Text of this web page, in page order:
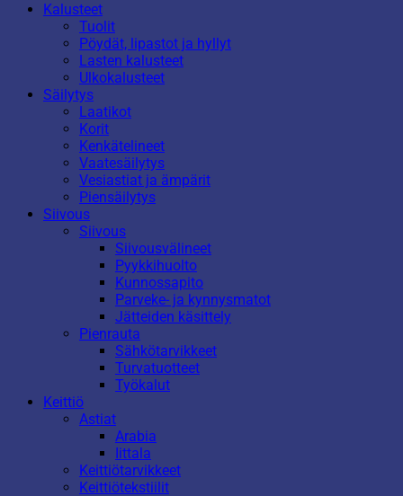
Kalusteet
Tuolit
Pöydät, lipastot ja hyllyt
Lasten kalusteet
Ulkokalusteet
Säilytys
Laatikot
Korit
Kenkätelineet
Vaatesäilytys
Vesiastiat ja ämpärit
Piensäilytys
Siivous
Siivous
Siivousvälineet
Pyykkihuolto
Kunnossapito
Parveke- ja kynnysmatot
Jätteiden käsittely
Pienrauta
Sähkötarvikkeet
Turvatuotteet
Työkalut
Keittiö
Astiat
Arabia
Iittala
Keittiötarvikkeet
Keittiötekstiilit